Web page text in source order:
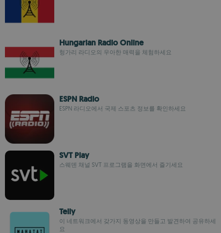
Hungarian Radio Online
헝가리 라디오의 우아한 매력을 체험하세요
ESPN Radio
ESPN 라디오에서 국제 스포츠 정보를 확인하세요
SVT Play
스웨덴 채널 SVT 프로그램을 화면에서 즐기세요
Telly
이 네트워크에서 갖가지 동영상을 만들고 발견하여 공유하세
요